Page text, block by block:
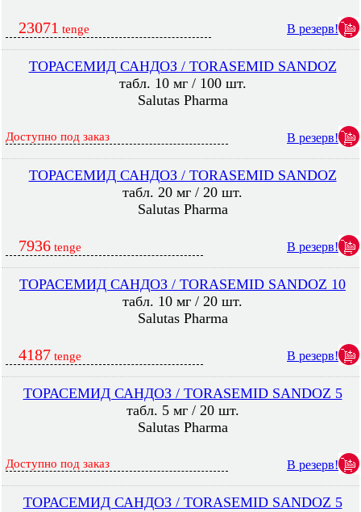
23071 tenge В резерв!
ТОРАСЕМИД САНДОЗ / TORASEMID SANDOZ
табл. 10 мг / 100 шт.
Salutas Pharma
Доступно под заказ В резерв!
ТОРАСЕМИД САНДОЗ / TORASEMID SANDOZ
табл. 20 мг / 20 шт.
Salutas Pharma
7936 tenge В резерв!
ТОРАСЕМИД САНДОЗ / TORASEMID SANDOZ 10
табл. 10 мг / 20 шт.
Salutas Pharma
4187 tenge В резерв!
ТОРАСЕМИД САНДОЗ / TORASEMID SANDOZ 5
табл. 5 мг / 20 шт.
Salutas Pharma
Доступно под заказ В резерв!
ТОРАСЕМИД САНДОЗ / TORASEMID SANDOZ 5